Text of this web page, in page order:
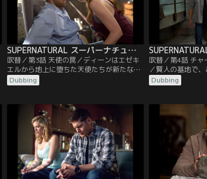
SUPERNATURAL スーパーナチュラル シーズン9 第03話／吹替
吹替／第3話 天使の罠／ディーンはエゼキ
エルから地上に堕ちた天使たちが新たな派
閥を作り、カスティエルを追っているとい
う情報を得る。サムとディーンはカスティ
ィエルの居場所を突き止めようと動き出す
のだった。一方、あるホームレスの支援施
設に身を寄せていたカスティエルはついに
天使の工作員に見つかってしまう。
Dubbing
吹替／第4話 チ
／賢人の基地で
在に気づき始め
落下した時に基
ンピューターを
止められ、追跡
考える。そこで
に強いチャーリ
Dubbing